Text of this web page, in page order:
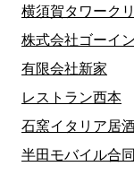
横須賀タワーク
株式会社ゴーイ
有限会社新家
レストラン西本
石窯イタリア居
半田モバイル合